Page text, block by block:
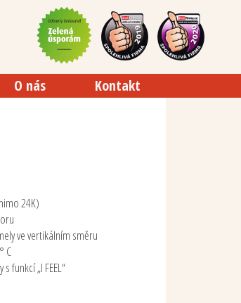
O nás Kontakt
24K)
ve vertikálním směru
C
funkcí „I FEEL“